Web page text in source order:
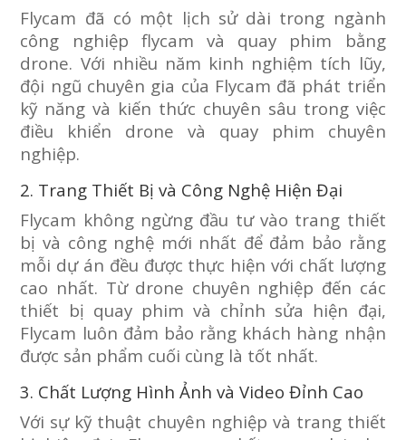
Flycam đã có một lịch sử dài trong ngành
công nghiệp flycam và quay phim bằng
drone. Với nhiều năm kinh nghiệm tích lũy,
đội ngũ chuyên gia của Flycam đã phát triển
kỹ năng và kiến thức chuyên sâu trong việc
điều khiển drone và quay phim chuyên
nghiệp.
2. Trang Thiết Bị và Công Nghệ Hiện Đại
Flycam không ngừng đầu tư vào trang thiết
bị và công nghệ mới nhất để đảm bảo rằng
mỗi dự án đều được thực hiện với chất lượng
cao nhất. Từ drone chuyên nghiệp đến các
thiết bị quay phim và chỉnh sửa hiện đại,
Flycam luôn đảm bảo rằng khách hàng nhận
được sản phẩm cuối cùng là tốt nhất.
3. Chất Lượng Hình Ảnh và Video Đỉnh Cao
Với sự kỹ thuật chuyên nghiệp và trang thiết